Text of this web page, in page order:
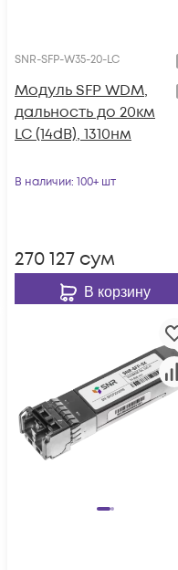
SNR-SFP-W35-20-LC
Модуль SFP WDM,
дальность до 20км
LC (14dB), 1310нм
В наличии: 100+ шт
270 127 сум
В корзину